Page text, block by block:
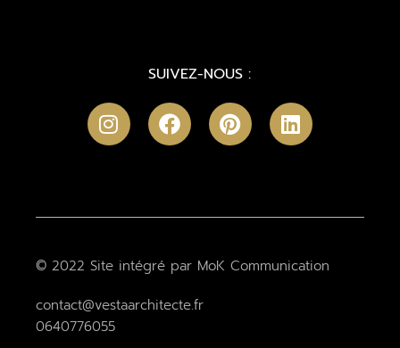
SUIVEZ-NOUS :
© 2022 Site intégré par MoK Communication
contact@vestaarchitecte.fr
0640776055